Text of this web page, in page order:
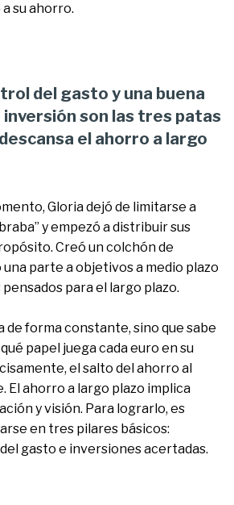
su ahorro.
del gasto y una buena
son las tres patas
el ahorro a largo
Gloria dejó de limitarse a
y empezó a distribuir sus
Creó un colchón de
parte a objetivos a medio plazo
para el largo plazo.
de forma constante, sino que sabe
papel juega cada euro en su
el salto del ahorro al
ahorro a largo plazo implica
y visión. Para lograrlo, es
en tres pilares básicos:
gasto e inversiones acertadas.